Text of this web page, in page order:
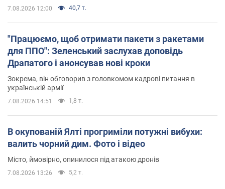
7.08.2026 12:00 40,7 т.
"Працюємо, щоб отримати пакети з ракетами
для ППО": Зеленський заслухав доповідь
Драпатого і анонсував нові кроки
Зокрема, він обговорив з головкомом кадрові питання в
українській армії
7.08.2026 14:51 1,8 т.
В окупованій Ялті прогриміли потужні вибухи:
валить чорний дим. Фото і відео
Місто, ймовірно, опинилося під атакою дронів
7.08.2026 13:26 5,2 т.